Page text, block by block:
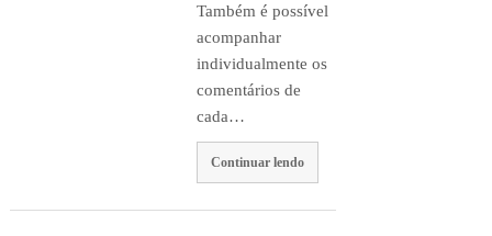
Também é possível
acompanhar
individualmente os
comentários de
cada…
Continuar lendo